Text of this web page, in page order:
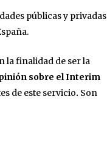
públicas y privadas
la finalidad de ser la
sobre el Interim
de este servicio. Son